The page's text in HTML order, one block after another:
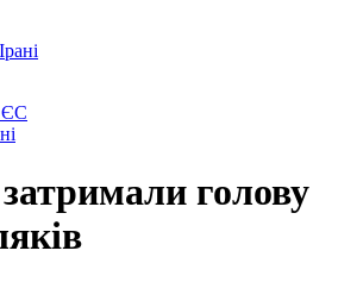
ЄС
голову